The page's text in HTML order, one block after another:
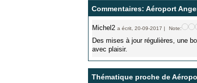
Commentaires: Aéroport
Michel2 a écrit, 20-09-2017 | Note:
Des mises à jour régulières, une
avec plaisir.
Thématique proche de